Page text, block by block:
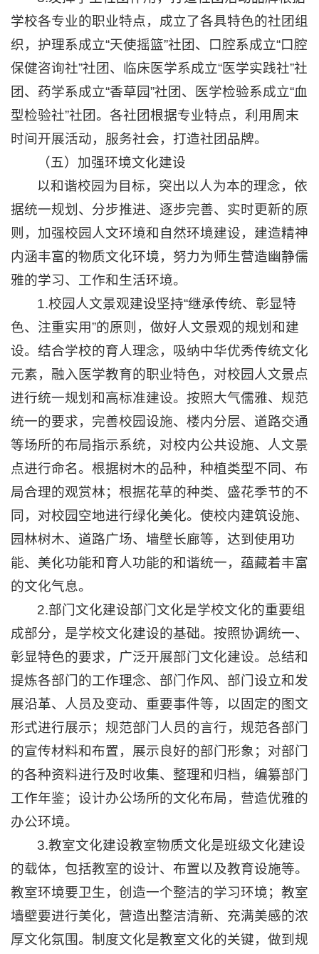
学校各专业的职业特点，成立了各具特色的社团组
织，护理系成立“天使摇篮”社团、口腔系成立“口腔
保健咨询社”社团、临床医学系成立“医学实践社”社
团、药学系成立“香草园”社团、医学检验系成立“血
型检验社”社团。各社团根据专业特点，利用周末
时间开展活动，服务社会，打造社团品牌。
（五）加强环境文化建设
以和谐校园为目标，突出以人为本的理念，依
据统一规划、分步推进、逐步完善、实时更新的原
则，加强校园人文环境和自然环境建设，建造精神
内涵丰富的物质文化环境，努力为师生营造幽静儒
雅的学习、工作和生活环境。
1.校园人文景观建设坚持“继承传统、彰显特
色、注重实用”的原则，做好人文景观的规划和建
设。结合学校的育人理念，吸纳中华优秀传统文化
元素，融入医学教育的职业特色，对校园人文景点
进行统一规划和高标准建设。按照大气儒雅、规范
统一的要求，完善校园设施、楼内分层、道路交通
等场所的布局指示系统，对校内公共设施、人文景
点进行命名。根据树木的品种，种植类型不同、布
局合理的观赏林；根据花草的种类、盛花季节的不
同，对校园空地进行绿化美化。使校内建筑设施、
园林树木、道路广场、墙壁长廊等，达到使用功
能、美化功能和育人功能的和谐统一，蕴藏着丰富
的文化气息。
2.部门文化建设部门文化是学校文化的重要组
成部分，是学校文化建设的基础。按照协调统一、
彰显特色的要求，广泛开展部门文化建设。总结和
提炼各部门的工作理念、部门作风、部门设立和发
展沿革、人员及变动、重要事件等，以固定的图文
形式进行展示；规范部门人员的言行，规范各部门
的宣传材料和布置，展示良好的部门形象；对部门
的各种资料进行及时收集、整理和归档，编纂部门
工作年鉴；设计办公场所的文化布局，营造优雅的
办公环境。
3.教室文化建设教室物质文化是班级文化建设
的载体，包括教室的设计、布置以及教育设施等。
教室环境要卫生，创造一个整洁的学习环境；教室
墙壁要进行美化，营造出整洁清新、充满美感的浓
厚文化氛围。制度文化是教室文化的关键，做到规